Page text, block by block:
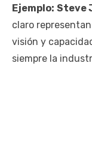
Ejemplo: Steve
claro
visión y
siempre la